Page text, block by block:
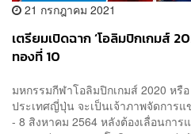
21 กรกฎาคม 2021
เตรียมเปิดฉาก ‘โอลิมปิกเกมส์
ทองที่ 10
มหกรรมกีฬาโอลิมปิกเกมส์ 2020 หรือ
ประเทศญี่ปุ่น จะเป็นเจ้าภาพจัดการ
- 8 สิงหาคม 2564 หลังต้องเลื่อนกา